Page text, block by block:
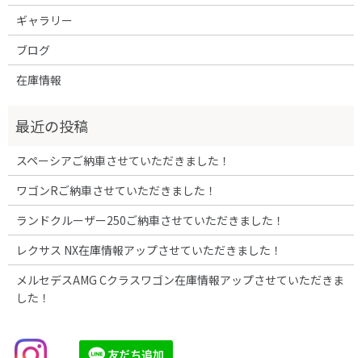
ギャラリー
ブログ
在庫情報
スペーシアご納車させていただきました！
ワゴンRご納車させていただきました！
ランドクルーザー250ご納車させていただきました！
レクサス NX在庫情報アップさせていただきました！
メルセデスAMG Cクラスワゴン在庫情報アップさせていただきま
した！